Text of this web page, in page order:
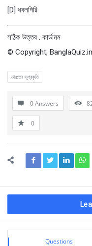
[D] ধবলগিরি
সঠিক উত্তর : কার্ডামম
© Copyright,
ভারতের ভূপ্রকৃতি
0 Answers
0
Sidebar
Stats Questions